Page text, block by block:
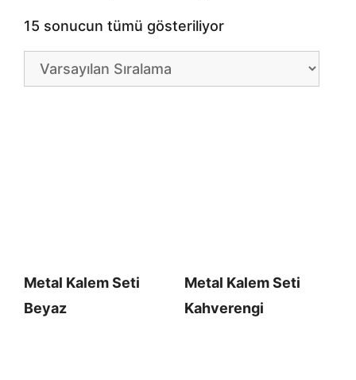
15 sonucun tümü gösteriliyor
Metal Kalem Seti
Beyaz
Metal Kalem Seti
Kahverengi